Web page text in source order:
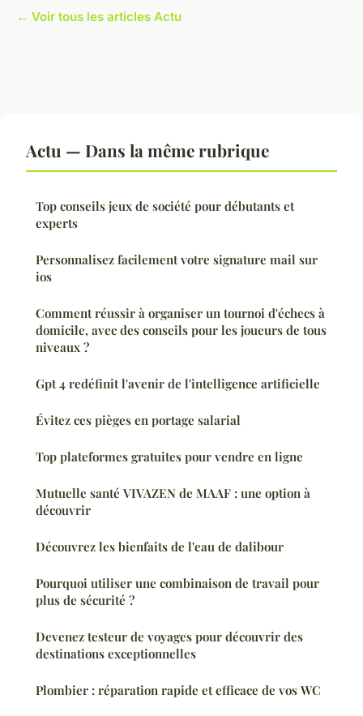
← Voir tous les articles Actu
Actu — Dans la même rubrique
Top conseils jeux de société pour débutants et
experts
Personnalisez facilement votre signature mail sur
ios
Comment réussir à organiser un tournoi d'échecs à
domicile, avec des conseils pour les joueurs de tous
niveaux ?
Gpt 4 redéfinit l'avenir de l'intelligence artificielle
Évitez ces pièges en portage salarial
Top plateformes gratuites pour vendre en ligne
Mutuelle santé VIVAZEN de MAAF : une option à
découvrir
Découvrez les bienfaits de l'eau de dalibour
Pourquoi utiliser une combinaison de travail pour
plus de sécurité ?
Devenez testeur de voyages pour découvrir des
destinations exceptionnelles
Plombier : réparation rapide et efficace de vos WC